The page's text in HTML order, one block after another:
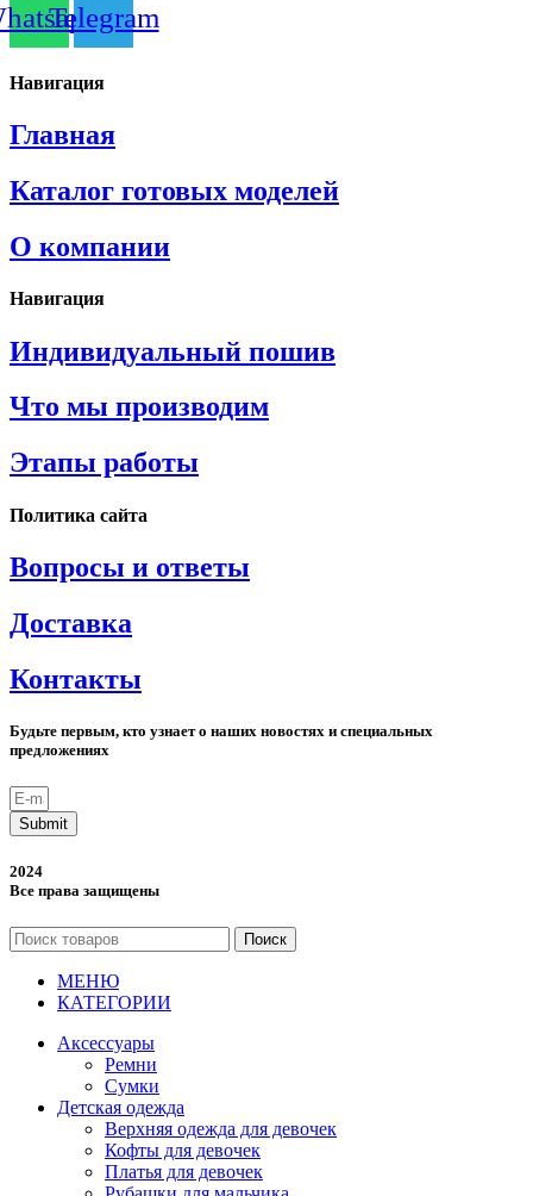
Telegram
Навигация
Главная
Каталог готовых моделей
О компании
Навигация
Индивидуальный пошив
Что мы производим
Этапы работы
Политика сайта
Вопросы и ответы
Доставка
Контакты
Будьте первым, кто узнает о наших новостях и специальных
предложениях
Submit
2024
Все права защищены
Поиск
МЕНЮ
КАТЕГОРИИ
Аксессуары
Ремни
Сумки
Детская одежда
Верхняя одежда для девочек
Кофты для девочек
Платья для девочек